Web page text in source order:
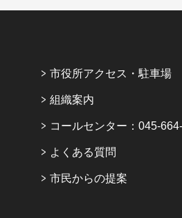
市役所アクセス・駐車場
組織案内
コールセンター：045-
よくある質問
市民からの提案